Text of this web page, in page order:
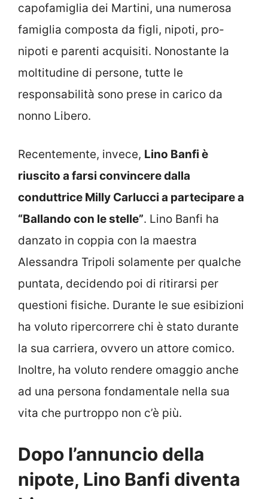
capofamiglia dei Martini, una numerosa
famiglia composta da figli, nipoti, pro-
nipoti e parenti acquisiti. Nonostante la
moltitudine di persone, tutte le
responsabilità sono prese in carico da
nonno Libero.
Recentemente, invece, Lino Banfi è
riuscito a farsi convincere dalla
conduttrice Milly Carlucci a partecipare a
“Ballando con le stelle”. Lino Banfi ha
danzato in coppia con la maestra
Alessandra Tripoli solamente per qualche
puntata, decidendo poi di ritirarsi per
questioni fisiche. Durante le sue esibizioni
ha voluto ripercorrere chi è stato durante
la sua carriera, ovvero un attore comico.
Inoltre, ha voluto rendere omaggio anche
ad una persona fondamentale nella sua
vita che purtroppo non c’è più.
Dopo l’annuncio della
nipote, Lino Banfi diventa